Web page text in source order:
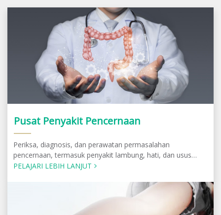
Pusat Penyakit Pencernaan
Periksa, diagnosis, dan perawatan permasalahan
pencernaan, termasuk penyakit lambung, hati, dan usus
besar oleh dokter spesialis Gastroenterologi & Hepatologi
PELAJARI LEBIH LANJUT